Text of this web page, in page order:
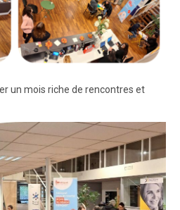
un mois riche de rencontres et